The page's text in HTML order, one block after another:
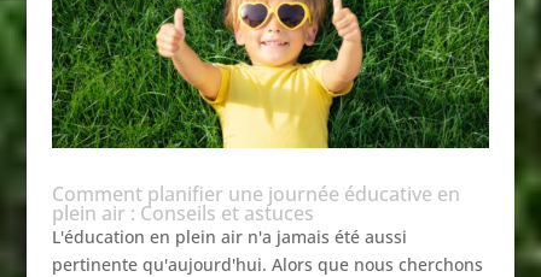
Comment planifier une journée éducative en
plein air : Conseils et astuces
L'éducation en plein air n'a jamais été aussi
pertinente qu'aujourd'hui. Alors que nous cherchons